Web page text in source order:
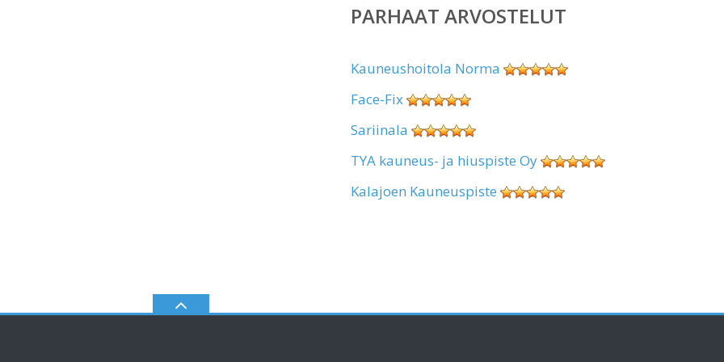
PARHAAT ARVOSTELUT
Kauneushoitola Norma
Face-Fix
Sariinala
TYA kauneus- ja hiuspiste Oy
Kalajoen Kauneuspiste